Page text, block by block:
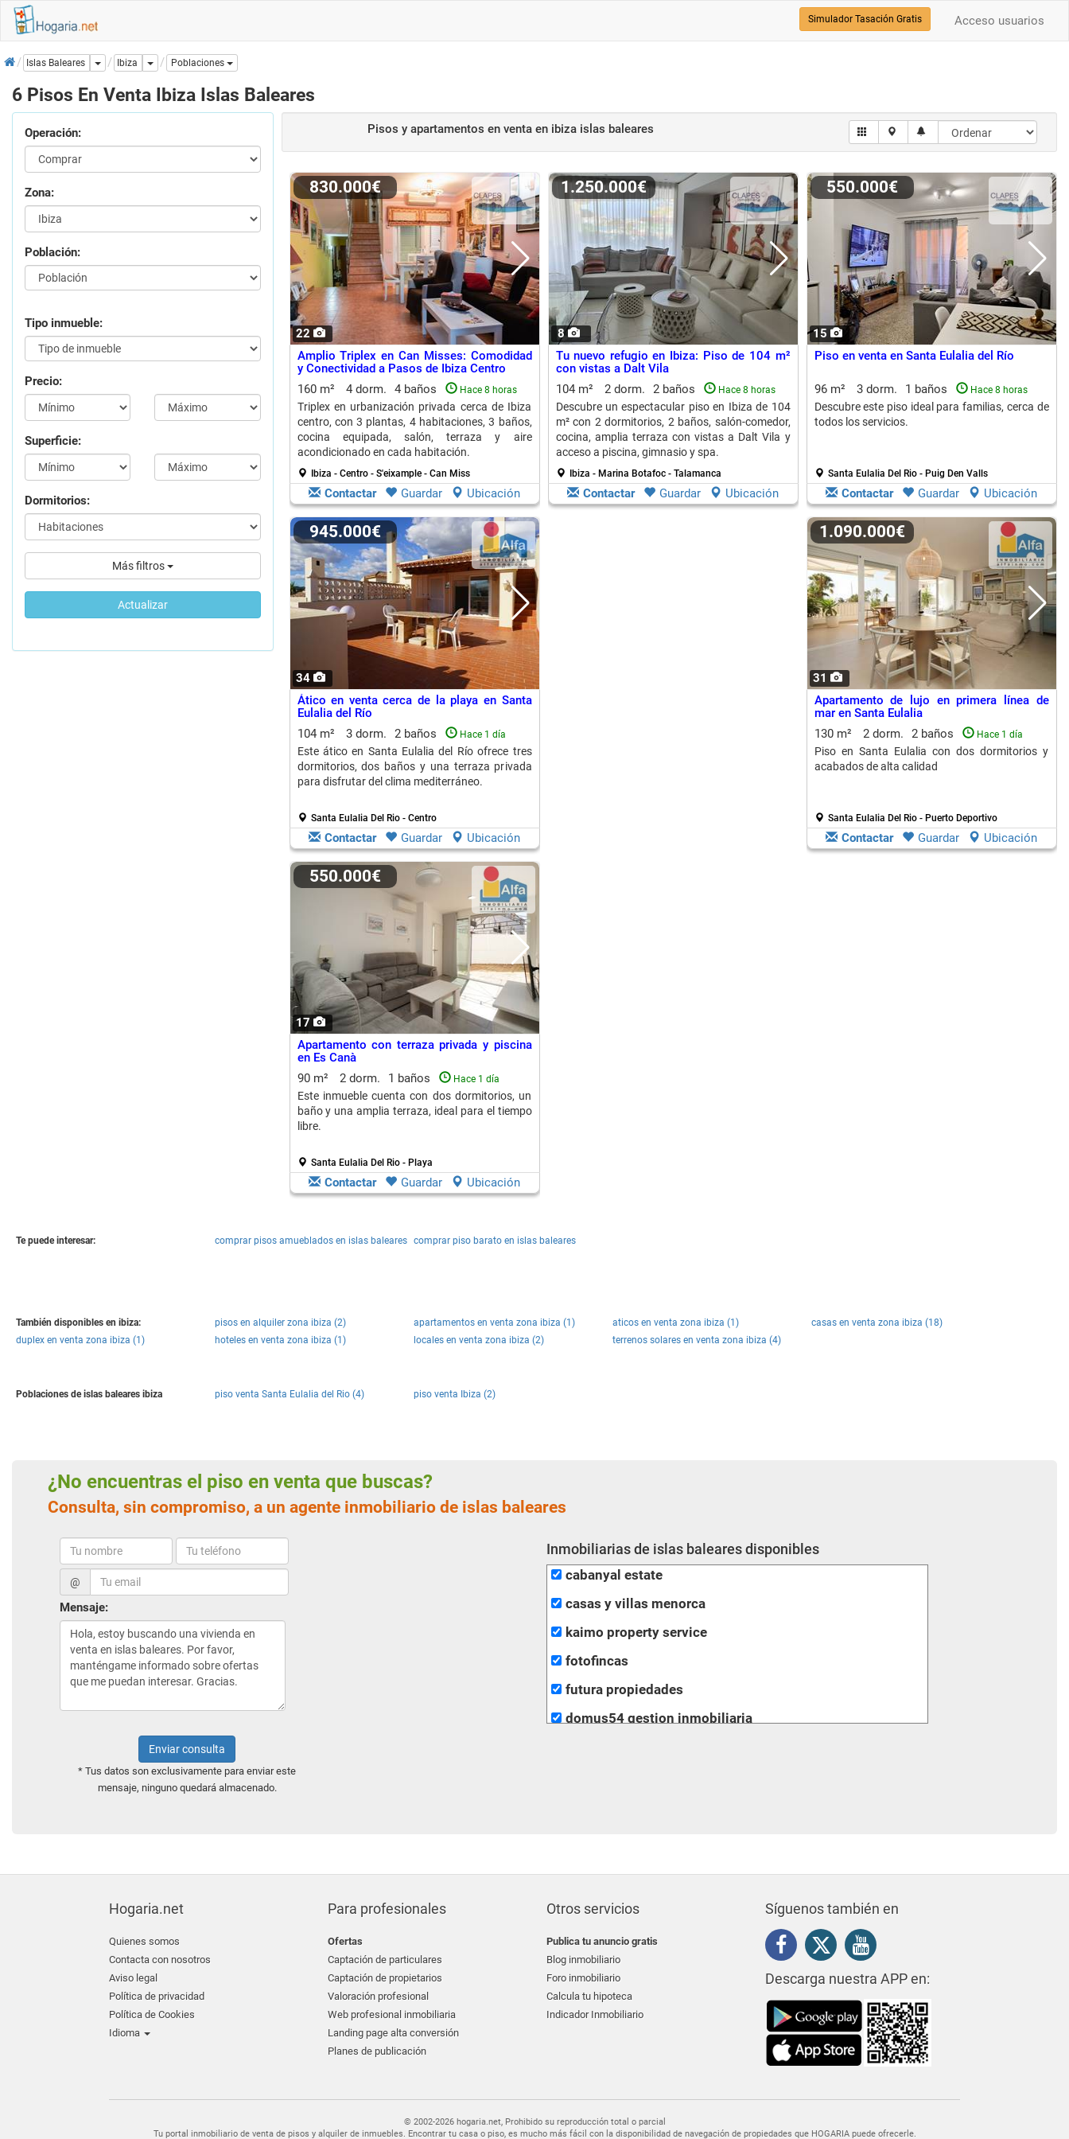
Acceso usuarios
Simulador Tasación Gratis
InicioIslas Baleares Dropdown
Ibiza Dropdown
Poblaciones
6 Pisos En Venta Ibiza Islas Baleares
Operación:
Zona:
Población:
Tipo inmueble:
Precio:
Superficie:
Dormitorios:
Más filtros
Actualizar
Pisos y apartamentos en venta en ibiza islas baleares
22
830.000€
Amplio Triplex en Can Misses: Comodidad
y Conectividad a Pasos de Ibiza Centro
160 m²
4 dorm. 4 baños Hace 8 horas
Triplex en urbanización privada cerca de Ibiza
centro, con 3 plantas, 4 habitaciones, 3 baños,
cocina equipada, salón, terraza y aire
acondicionado en cada habitación.
Ibiza - Centro - S'eixample - Can Miss
Contactar Guardar Ubicación
8
1.250.000€
Tu nuevo refugio en Ibiza: Piso de 104 m²
con vistas a Dalt Vila
104 m²
2 dorm. 2 baños Hace 8 horas
Descubre un espectacular piso en Ibiza de 104
m² con 2 dormitorios, 2 baños, salón-comedor,
cocina, amplia terraza con vistas a Dalt Vila y
acceso a piscina, gimnasio y spa.
Ibiza - Marina Botafoc - Talamanca
Contactar Guardar Ubicación
15
550.000€
Piso en venta en Santa Eulalia del Río
96 m² 3 dorm. 1 baños Hace 8 horas
Descubre este piso ideal para familias, cerca de
todos los servicios.
Santa Eulalia Del Rio - Puig Den Valls
Contactar Guardar Ubicación
34
945.000€
Ático en venta cerca de la playa en Santa
Eulalia del Río
104 m²
3 dorm. 2 baños Hace 1 día
Este ático en Santa Eulalia del Río ofrece tres
dormitorios, dos baños y una terraza privada
para disfrutar del clima mediterráneo.
Santa Eulalia Del Rio - Centro
Contactar Guardar Ubicación
31
1.090.000€
Apartamento de lujo en primera línea de
mar en Santa Eulalia
130 m²
2 dorm. 2 baños Hace 1 día
Piso en Santa Eulalia con dos dormitorios y
acabados de alta calidad
Santa Eulalia Del Rio - Puerto Deportivo
Contactar Guardar Ubicación
17
550.000€
Apartamento con terraza privada y piscina
en Es Canà
90 m²
2 dorm. 1 baños Hace 1 día
Este inmueble cuenta con dos dormitorios, un
baño y una amplia terraza, ideal para el tiempo
libre.
Santa Eulalia Del Rio - Playa
Contactar Guardar Ubicación
Te puede interesar: comprar pisos amueblados en islas baleares comprar piso barato en islas baleares
También disponibles en ibiza: pisos en alquiler zona ibiza (2) apartamentos en venta zona ibiza (1) aticos en venta zona ibiza (1)
casas en venta zona ibiza (18)
duplex en venta zona ibiza (1)
hoteles en venta zona ibiza (1) locales en venta zona ibiza (2) terrenos solares en venta zona ibiza (4)
Poblaciones de islas baleares ibiza piso venta Santa Eulalia del Rio (4) piso venta Ibiza (2)
¿No encuentras el piso en venta que buscas?
Consulta, sin compromiso, a un agente inmobiliario de islas baleares
@
Mensaje:
Enviar consulta
* Tus datos son exclusivamente para enviar este
mensaje, ninguno quedará almacenado.
Inmobiliarias de islas baleares disponibles
cabanyal estate
casas y villas menorca
kaimo property service
fotofincas
futura propiedades
domus54 gestion inmobiliaria
Hogaria.net
Quienes somos
Contacta con nosotros
Aviso legal
Política de privacidad
Política de Cookies
Idioma
Para profesionales
Ofertas
Captación de particulares
Captación de propietarios
Valoración profesional
Web profesional inmobiliaria
Landing page alta conversión
Planes de publicación
Otros servicios
Publica tu anuncio gratis
Blog inmobiliario
Foro inmobiliario
Calcula tu hipoteca
Indicador Inmobiliario
Síguenos también en
Descarga nuestra APP en:
© 2002-2026 hogaria.net, Prohibido su reproducción total o parcial
Tu portal inmobiliario de venta de pisos y alquiler de inmuebles. Encontrar tu casa o piso, es mucho más fácil con la disponibilidad de navegación de propiedades que HOGARIA puede ofrecerle.